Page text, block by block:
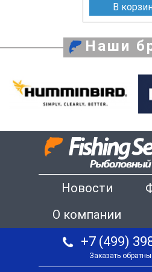
В
Наши
Новости
О компании
+7 (499)
Заказать